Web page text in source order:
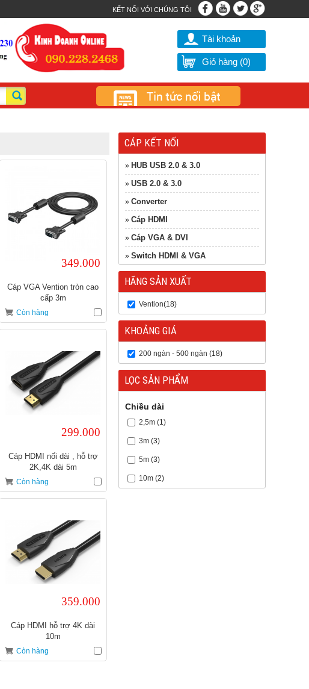
KẾT NỐI VỚI CHÚNG TÔI
Tài khoản
Giỏ hàng (0)
349.000
Cáp VGA Vention tròn cao
cấp 3m
Còn hàng
299.000
Cáp HDMI nối dài , hỗ trợ
2K,4K dài 5m
Còn hàng
359.000
Cáp HDMI hỗ trợ 4K dài
10m
Còn hàng
CÁP KẾT NỐI
» HUB USB 2.0 & 3.0
» USB 2.0 & 3.0
» Converter
» Cáp HDMI
» Cáp VGA & DVI
» Switch HDMI & VGA
HÃNG SẢN XUẤT
Vention(18)
KHOẢNG GIÁ
200 ngàn - 500 ngàn (18)
LỌC SẢN PHẨM
Chiều dài
2,5m (1)
3m (3)
5m (3)
10m (2)